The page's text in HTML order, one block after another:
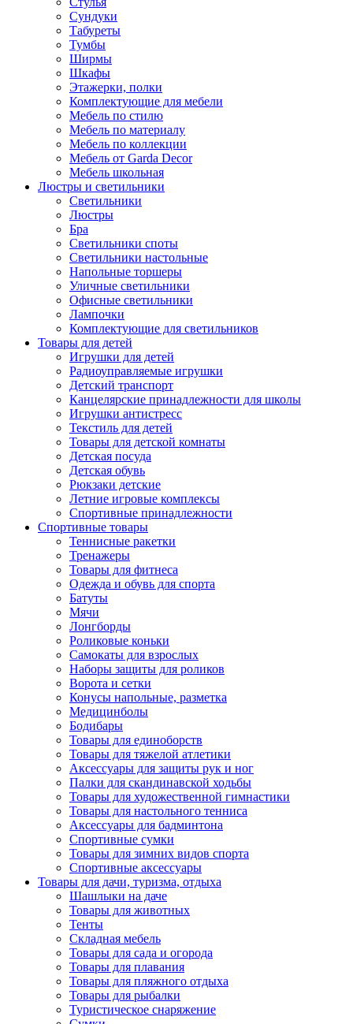
Сундуки
Табуреты
Тумбы
Ширмы
Шкафы
Этажерки, полки
Комплектующие для мебели
Мебель по стилю
Мебель по материалу
Мебель по коллекции
Мебель от Garda Decor
Мебель школьная
Люстры и светильники
Светильники
Люстры
Бра
Светильники споты
Светильники настольные
Напольные торшеры
Уличные светильники
Офисные светильники
Лампочки
Комплектующие для светильников
Товары для детей
Игрушки для детей
Радиоуправляемые игрушки
Детский транспорт
Канцелярские принадлежности для школы
Игрушки антистресс
Текстиль для детей
Товары для детской комнаты
Детская посуда
Детская обувь
Рюкзаки детские
Летние игровые комплексы
Спортивные принадлежности
Спортивные товары
Теннисные ракетки
Тренажеры
Товары для фитнеса
Одежда и обувь для спорта
Батуты
Мячи
Лонгборды
Роликовые коньки
Самокаты для взрослых
Наборы защиты для роликов
Ворота и сетки
Конусы напольные, разметка
Медицинболы
Бодибары
Товары для единоборств
Товары для тяжелой атлетики
Аксессуары для защиты рук и ног
Палки для скандинавской ходьбы
Товары для художественной гимнастики
Товары для настольного тенниса
Аксессуары для бадминтона
Спортивные сумки
Товары для зимних видов спорта
Спортивные аксессуары
Товары для дачи, туризма, отдыха
Шашлыки на даче
Товары для животных
Тенты
Складная мебель
Товары для сада и огорода
Товары для плавания
Товары для пляжного отдыха
Товары для рыбалки
Туристическое снаряжение